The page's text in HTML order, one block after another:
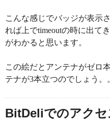
こんな感じでバッジが表示
れば上でtimeoutの時に出て
がわかると思います。
この絵だとアンテナがゼロ
テナが3本立つのでしょう。
BitDeliでのアクセ